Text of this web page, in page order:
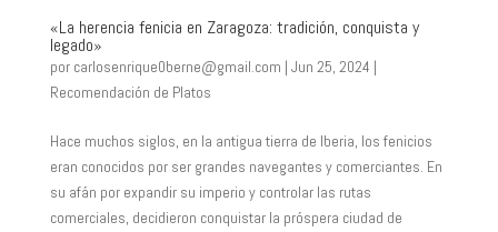
«La herencia fenicia en Zaragoza: tradición, conquista y
legado»
por carlosenrique0berne@gmail.com | Jun 25, 2024 |
Recomendación de Platos
Hace muchos siglos, en la antigua tierra de Iberia, los fenicios
eran conocidos por ser grandes navegantes y comerciantes. En
su afán por expandir su imperio y controlar las rutas
comerciales, decidieron conquistar la próspera ciudad de